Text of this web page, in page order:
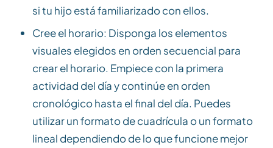
si tu hijo está familiarizado con ellos.
Cree el horario: Disponga los elementos
visuales elegidos en orden secuencial para
crear el horario. Empiece con la primera
actividad del día y continúe en orden
cronológico hasta el final del día. Puedes
utilizar un formato de cuadrícula o un formato
lineal dependiendo de lo que funcione mejor